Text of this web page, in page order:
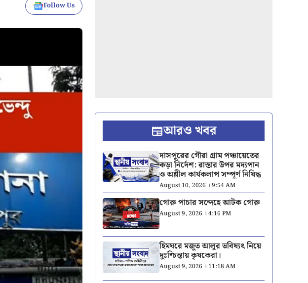
Follow Us
আরও খবর
দাসপুরের গৌরা গ্রাম পঞ্চায়েতের
কড়া নির্দেশ: রাস্তার উপর মদ্যপান
ও অশ্লীল কার্যকলাপ সম্পূর্ণ নিষিদ্ধ
August 10, 2026 । 9:54 AM
গোরু পাচার সন্দেহে আটক গোরু
August 9, 2026 । 4:16 PM
হিমঘরে মজুত আলুর ভবিষ্যৎ নিয়ে
দুঃশ্চিন্তায় কৃষকেরা।
August 9, 2026 । 11:18 AM